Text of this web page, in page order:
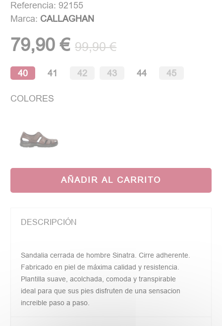
Referencia: 92155
Marca: CALLAGHAN
79,90 € 99,90 €
40 41 42 43 44 45
COLORES
AÑADIR AL CARRITO
DESCRIPCIÓN
Sandalia cerrada de hombre Sinatra. Cirre adherente.
Fabricado en piel de máxima calidad y resistencia.
Plantilla suave, acolchada, comoda y transpirable
ideal para que sus pies disfruten de una sensacion
increible paso a paso.